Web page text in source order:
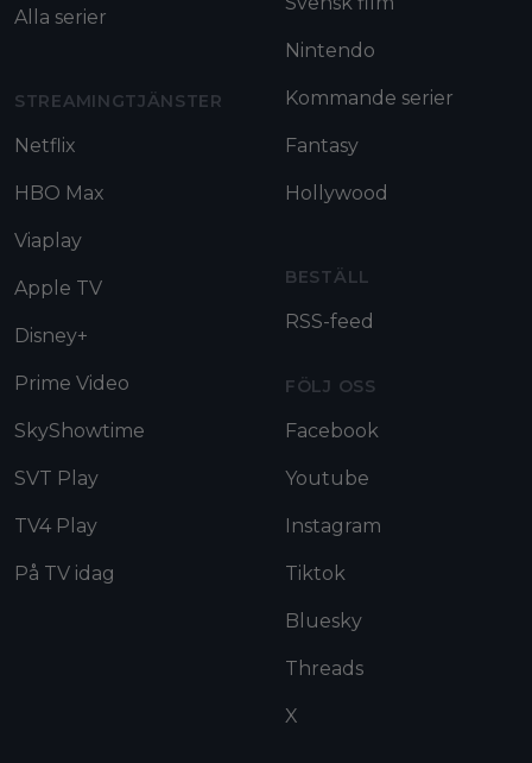
Alla serier
STREAMINGTJÄNSTER
Netflix
HBO Max
Viaplay
Apple TV
Disney+
Prime Video
SkyShowtime
SVT Play
TV4 Play
På TV idag
Nintendo
Kommande serier
Fantasy
Hollywood
BESTÄLL
RSS-feed
FÖLJ OSS
Facebook
Youtube
Instagram
Tiktok
Bluesky
Threads
X